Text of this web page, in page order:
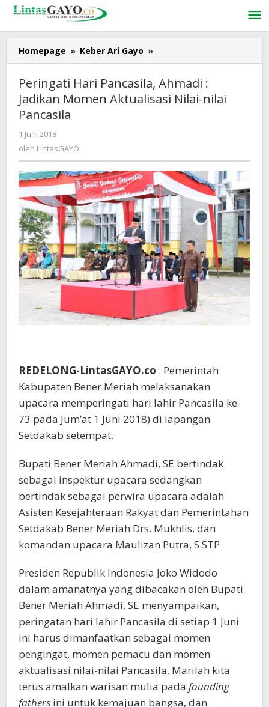
Lewati
konten
Homepage » Keber Ari Gayo »
Hari
Pancasila,
Ahmadi
:
nilai
Pancasila
Peringati Hari Pancasila, Ahmadi :
Jadikan Momen Aktualisasi Nilai-nilai
Pancasila
1 Juni 2018
LintasGAYO
oleh LintasGAYO
REDELONG-LintasGAYO.co : Pemerintah
Kabupaten Bener Meriah melaksanakan
upacara memperingati hari lahir Pancasila ke-
73 pada Jum’at 1 Juni 2018) di lapangan
Setdakab setempat.
Bupati Bener Meriah Ahmadi, SE bertindak
sebagai inspektur upacara sedangkan
bertindak sebagai perwira upacara adalah
Asisten Kesejahteraan Rakyat dan Pemerintahan
Setdakab Bener Meriah Drs. Mukhlis, dan
komandan upacara Maulizan Putra, S.STP
Presiden Republik Indonesia Joko Widodo
dalam amanatnya yang dibacakan oleh Bupati
Bener Meriah Ahmadi, SE menyampaikan,
peringatan hari lahir Pancasila di setiap 1 Juni
ini harus dimanfaatkan sebagai momen
pengingat, momen pemacu dan momen
aktualisasi nilai-nilai Pancasila. Marilah kita
terus amalkan warisan mulia pada founding
fathers ini untuk kemajuan bangsa, dan